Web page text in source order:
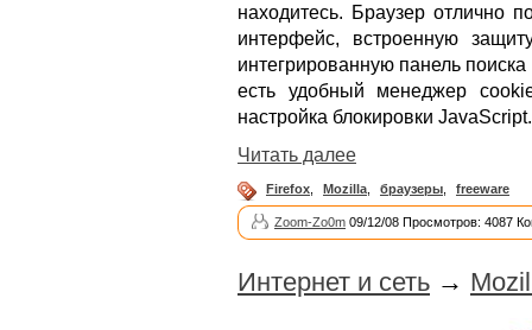
находитесь. Браузер отлично
интерфейс, встроенную
интегрированную панель
есть удобный менеджер
настройка блокировки
Читать далее
Firefox, Mozilla, браузеры, freeware
Zoom-Zo0m 09/12/08 Просмотров: 4087
Интернет и сеть →